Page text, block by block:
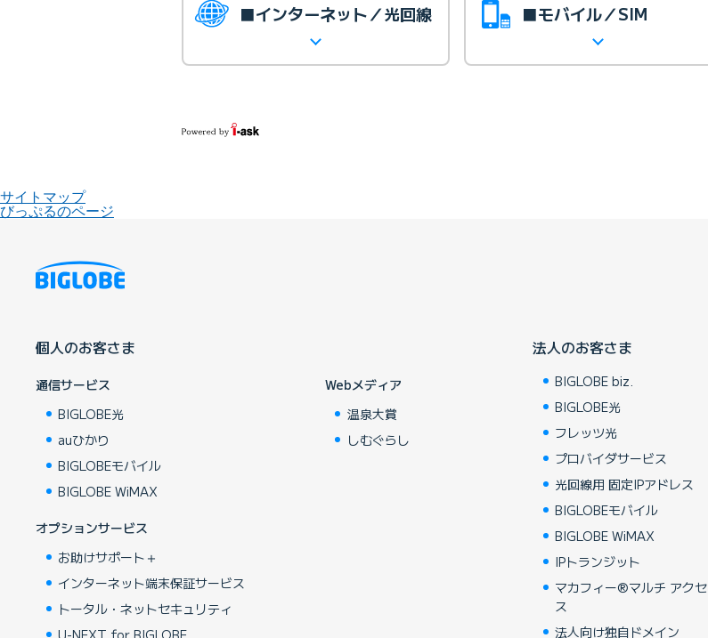
■インターネット／光回線 ■モバイル／SIM
サイトマップ
びっぷるのページ
個人のお客さま
通信サービス
BIGLOBE光
auひかり
BIGLOBEモバイル
BIGLOBE WiMAX
オプションサービス
お助けサポート＋
インターネット端末保証サービス
トータル・ネットセキュリティ
U-NEXT for BIGLOBE
Webメディア
温泉大賞
しむぐらし
法人のお客さま
BIGLOBE biz.
BIGLOBE光
フレッツ光
プロバイダサービス
光回線用 固定IPアドレス
BIGLOBEモバイル
BIGLOBE WiMAX
IPトランジット
マカフィー®マルチ アクセ
ス
法人向け独自ドメイン